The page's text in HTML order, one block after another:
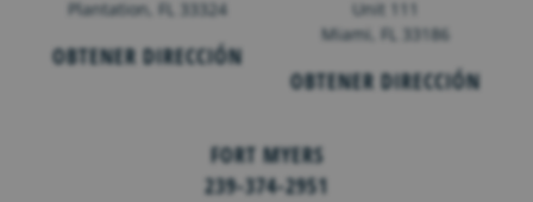
Plantation, FL 33324
OBTENER DIRECCIÓN
Unit 111
Miami, FL 33186
OBTENER DIRECCIÓN
FORT MYERS
239-374-2951